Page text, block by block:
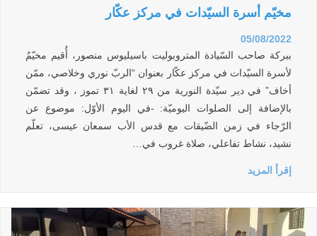
مخيّم أسرة السيّدات في مركز عكّار
05/08/2022
ببركة صاحب السّيادة المتروبوليت باسيليوس منصور، أُقيم مخيّمٌ
لأسرة السيّدات في مركز عكّار بعنوان “الربّ نوري وخلاصي، ممّن
أخاف” في دير سيّدة النورية من ٢٩ لغاية ٣١ تموز ، وقد تضمّن
بالإضافة إلى الصلوات اليوميّة: -في اليوم الأوّل: موضوع عن
الرّجاء في زمن الضّيقات مع قدس الأب سمعان عيسى، تعلّم
نشيد، نشاط تفاعلي، صلاة غروب في…
إقرأ المزيد